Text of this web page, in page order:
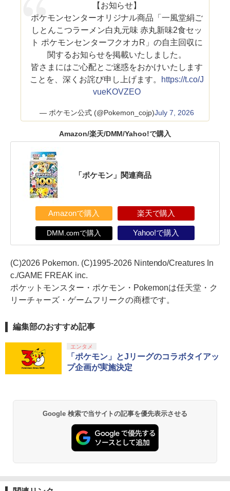
【お知らせ】
ポケモンセンターオリジナル商品「一風堂絹ご
しとんこつラーメン白丸元味 赤丸新味2食セッ
ト ポケモンセンターフクオカR」の自主回収に
関するお知らせを掲載いたしました。
皆さまにはご心配とご迷惑をおかけいたします
ことを、深くお詫び申し上げます。
https://t.co/J
vueKOVZEO
— ポケモン公式 (@Pokemon_cojp)July 7, 2026
Amazon/楽天/DMM/Yahoo!で購入
「ポケモン」関連商品
Amazonで購入 楽天で購入
DMM.comで購入 Yahoo!で購入
(C)2026 Pokemon. (C)1995-2026 Nintendo/Creatures In
c./GAME FREAK inc.
ポケットモンスター・ポケモン・Pokemonは任天堂・ク
リーチャーズ・ゲームフリークの商標です。
編集部のおすすめ記事
エンタメ
「ポケモン」とJリーグのコラボタイアッ
プ企画が実施決定
Google 検索で当サイトの記事を優先表示させる